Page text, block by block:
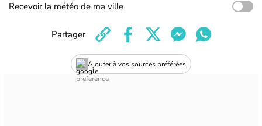
Recevoir la météo de ma ville
Ajouter à vos sources préférées
Partager